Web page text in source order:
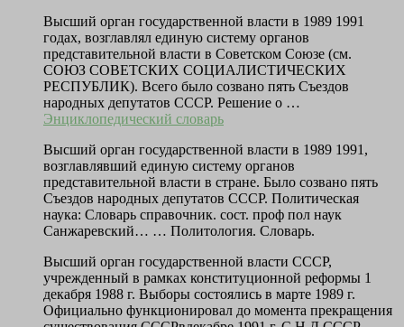
Высший орган государственной власти в 1989 1991
годах, возглавлял единую систему органов
представительной власти в Советском Союзе (см.
СОЮЗ СОВЕТСКИХ СОЦИАЛИСТИЧЕСКИХ
РЕСПУБЛИК). Всего было созвано пять Съездов
народных депутатов СССР. Решение о …
Энциклопедический словарь
Высший орган государственной власти в 1989 1991,
возглавлявший единую систему органов
представительной власти в стране. Было созвано пять
Съездов народных депутатов СССР. Политическая
наука: Словарь справочник. сост. проф пол наук
Санжаревский… … Политология. Словарь.
Высший орган государственной власти СССР,
учрежденный в рамках конституционной реформы 1
декабря 1988 г. Выборы состоялись в марте 1989 г.
Официально функционировал до момента прекращения